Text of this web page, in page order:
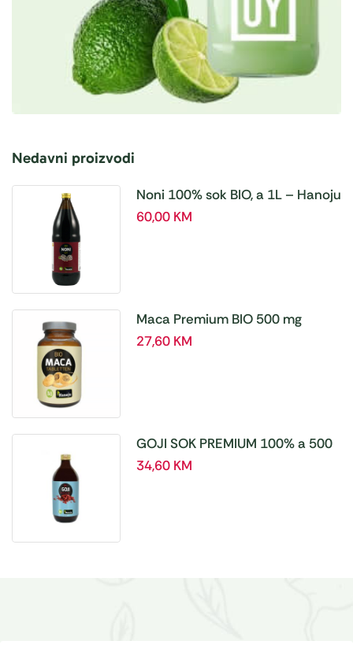
Nedavni proizvodi
Noni 100% sok BIO, a 1L – Hanoju
60,00 KM
Maca Premium BIO 500 mg
tablete, a180 tbl – Hanoju
27,60 KM
GOJI SOK PREMIUM 100% a 500
ml
34,60 KM